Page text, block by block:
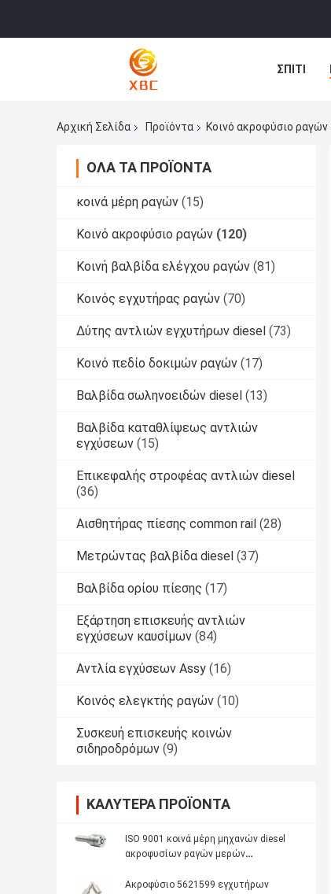
ΣΠΊΤΙ
Αρχική Σελίδα
Προϊόντα Κοινό ακροφύσιο ραγών
ΌΛΑ ΤΑ ΠΡΟΪΌΝΤΑ
κοινά μέρη ραγών (15)
Κοινό ακροφύσιο ραγών (120)
Κοινή βαλβίδα ελέγχου ραγών (81)
Κοινός εγχυτήρας ραγών (70)
Δύτης αντλιών εγχυτήρων diesel (73)
Κοινό πεδίο δοκιμών ραγών (17)
Βαλβίδα σωληνοειδών diesel (13)
Βαλβίδα καταθλίψεως αντλιών
εγχύσεων (15)
Επικεφαλής στροφέας αντλιών diesel
(36)
Αισθητήρας πίεσης common rail (28)
Μετρώντας βαλβίδα diesel (37)
Βαλβίδα ορίου πίεσης (17)
Εξάρτηση επισκευής αντλιών
εγχύσεων καυσίμων (84)
Αντλία εγχύσεων Assy (16)
Κοινός ελεγκτής ραγών (10)
Συσκευή επισκευής κοινών
σιδηροδρόμων (9)
ΚΑΛΎΤΕΡΑ ΠΡΟΪΌΝΤΑ
ISO 9001 κοινά μέρη μηχανών diesel
ακροφυσίων ραγών μερών
Ακροφύσιο 5621599 εγχυτήρων